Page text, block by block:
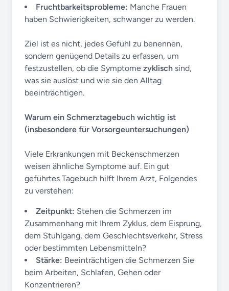
Fruchtbarkeitsprobleme: Manche Frauen
haben Schwierigkeiten, schwanger zu werden.
Ziel ist es nicht, jedes Gefühl zu benennen,
sondern genügend Details zu erfassen, um
festzustellen, ob die Symptome zyklisch sind,
was sie auslöst und wie sie den Alltag
beeinträchtigen.
Warum ein Schmerztagebuch wichtig ist
(insbesondere für Vorsorgeuntersuchungen)
Viele Erkrankungen mit Beckenschmerzen
weisen ähnliche Symptome auf. Ein gut
geführtes Tagebuch hilft Ihrem Arzt, Folgendes
zu verstehen:
Zeitpunkt: Stehen die Schmerzen im
Zusammenhang mit Ihrem Zyklus, dem Eisprung,
dem Stuhlgang, dem Geschlechtsverkehr, Stress
oder bestimmten Lebensmitteln?
Stärke: Beeinträchtigen die Schmerzen Sie
beim Arbeiten, Schlafen, Gehen oder
Konzentrieren?